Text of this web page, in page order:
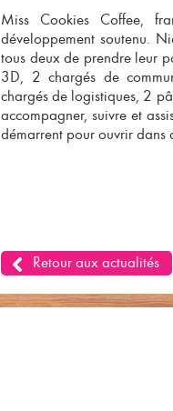
Miss Cookies Coffee,
développement soutenu.
tous deux de prendre leur
3D, 2 chargés de
chargés de logistiques, 2
accompagner, suivre et
démarrent pour ouvrir dans
Retour aux actualités